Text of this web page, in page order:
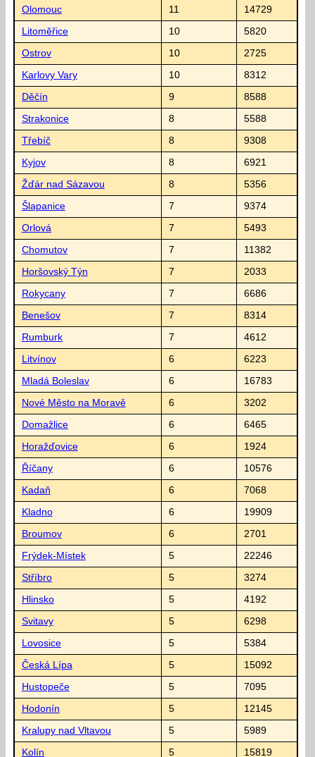
Olomouc 11 14729
Litoměřice 10 5820
Ostrov 10 2725
Karlovy Vary 10 8312
Děčín 9 8588
Strakonice 8 5588
Třebíč 8 9308
Kyjov 8 6921
Žďár nad Sázavou 8 5356
Šlapanice 7 9374
Orlová 7 5493
Chomutov 7 11382
Horšovský Týn 7 2033
Rokycany 7 6686
Benešov 7 8314
Rumburk 7 4612
Litvínov 6 6223
Mladá Boleslav 6 16783
Nové Město na Moravě 6 3202
Domažlice 6 6465
Horažďovice 6 1924
Říčany 6 10576
Kadaň 6 7068
Kladno 6 19909
Broumov 6 2701
Frýdek-Místek 5 22246
Stříbro 5 3274
Hlinsko 5 4192
Svitavy 5 6298
Lovosice 5 5384
Česká Lípa 5 15092
Hustopeče 5 7095
Hodonín 5 12145
Kralupy nad Vltavou 5 5989
Kolín 5 15819